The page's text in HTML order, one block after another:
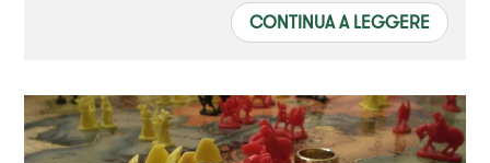
CONTINUA A LEGGERE